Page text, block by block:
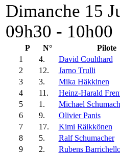
Dimanche 15
09h30 - 10h00
P N° Pilote
1
4. David Coulthard
2
12. Jarno Trulli
3
3. Mika Häkkinen
4
11. Heinz-Harald
5
1. Michael
6
9. Olivier Panis
7
17. Kimi Räikkönen
8
5. Ralf Schumacher
9
2. Rubens